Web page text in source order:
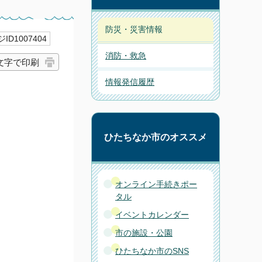
ID1007404
字で印刷
防災・災害情報
消防・救急
情報発信履歴
ひたちなか市のオススメ
オンライン手続きポー
タル
イベントカレンダー
市の施設・公園
ひたちなか市のSNS